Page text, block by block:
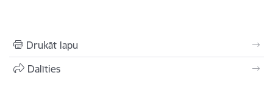
Drukāt lapu
Dalīties